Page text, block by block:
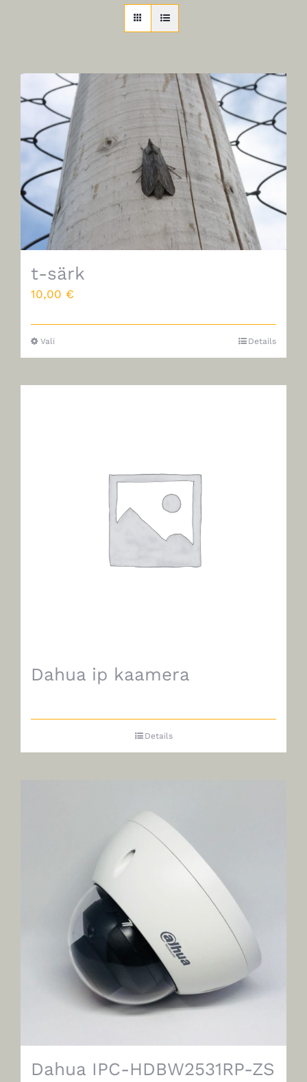
t-särk
10,00 €
Vali
on
tootelehel.
Details
Dahua ip kaamera
Details
Dahua IPC-HDBW2531RP-ZS